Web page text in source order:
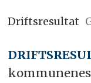
Driftsresultat